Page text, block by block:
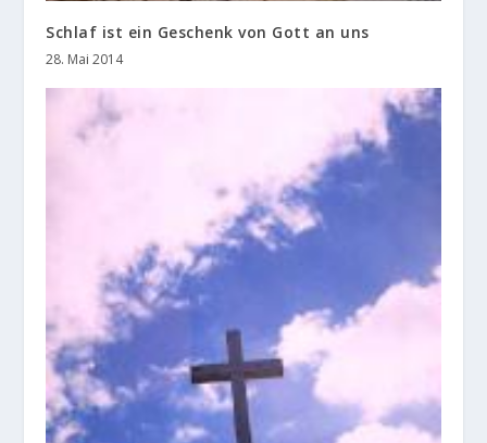
Schlaf ist ein Geschenk von Gott an uns
28. Mai 2014